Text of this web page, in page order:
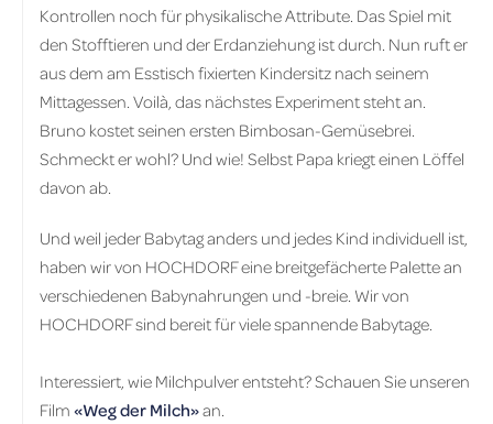
Kontrollen noch für physikalische Attribute. Das Spiel mit
den Stofftieren und der Erdanziehung ist durch. Nun ruft er
aus dem am Esstisch fixierten Kindersitz nach seinem
Mittagessen. Voilà, das nächstes Experiment steht an.
Bruno kostet seinen ersten Bimbosan-Gemüsebrei.
Schmeckt er wohl? Und wie! Selbst Papa kriegt einen Löffel
davon ab.
Und weil jeder Babytag anders und jedes Kind individuell ist,
haben wir von HOCHDORF eine breitgefächerte Palette an
verschiedenen Babynahrungen und -breie. Wir von
HOCHDORF sind bereit für viele spannende Babytage.
Interessiert, wie Milchpulver entsteht? Schauen Sie unseren
Film «Weg der Milch»an.